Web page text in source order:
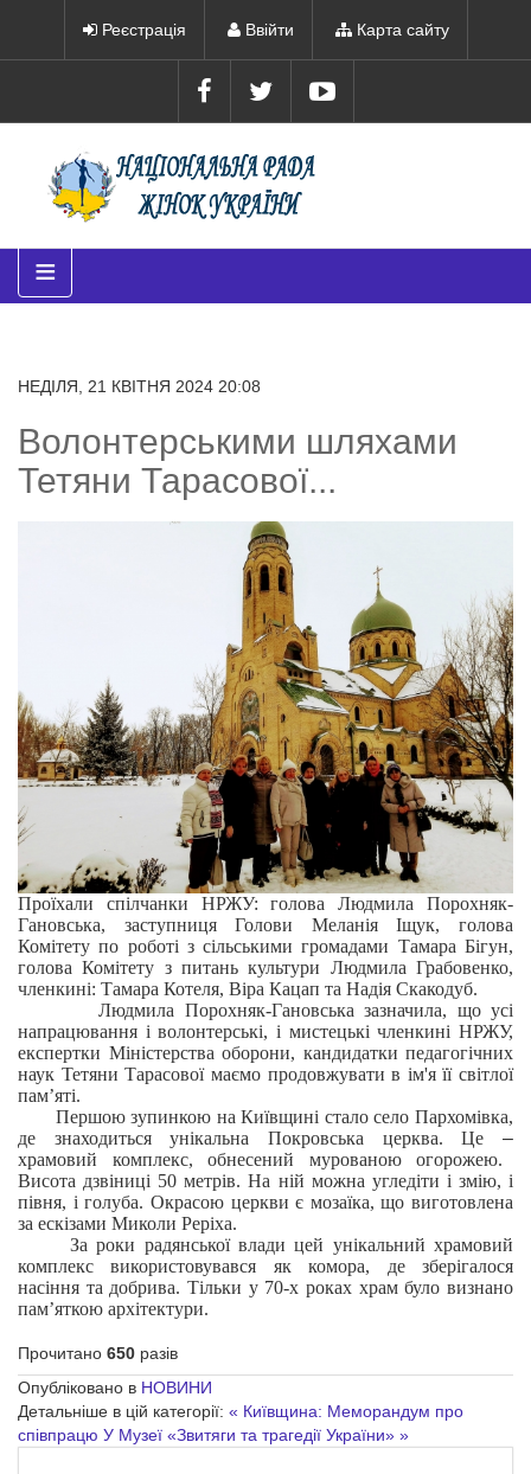
Реєстрація Ввійти Карта сайту
≡
НЕДІЛЯ, 21 КВІТНЯ 2024 20:08
Волонтерськими шляхами
Тетяни Тарасової...
Проїхали спілчанки НРЖУ: голова Людмила Порохняк-
Гановська, заступниця Голови Меланія Іщук, голова
Комітету по роботі з сільськими громадами Тамара Бігун,
голова Комітету з питань культури Людмила Грабовенко,
членкині: Тамара Котеля, Віра Кацап та Надія Скакодуб.
Людмила Порохняк-Гановська зазначила, що усі
напрацювання і волонтерські, і мистецькі членкині НРЖУ,
експертки Міністерства оборони, кандидатки педагогічних
наук Тетяни Тарасової маємо продовжувати в ім'я її світлої
пам’яті.
Першою зупинкою на Київщині стало село Пархомівка,
де знаходиться унікальна Покровська церква. Це –
храмовий комплекс, обнесений мурованою огорожею.
Висота дзвіниці 50 метрів. На ній можна угледіти і змію, і
півня, і голуба. Окрасою церкви є мозаїка, що виготовлена
за ескізами Миколи Реріха.
За роки радянської влади цей унікальний храмовий
комплекс використовувався як комора, де зберігалося
насіння та добрива. Тільки у 70-х роках храм було визнано
пам’яткою архітектури.
Прочитано 650 разів
Опубліковано в НОВИНИ
Детальніше в цій категорії: « Київщина: Меморандум про
співпрацю У Музеї «Звитяги та трагедії України» »